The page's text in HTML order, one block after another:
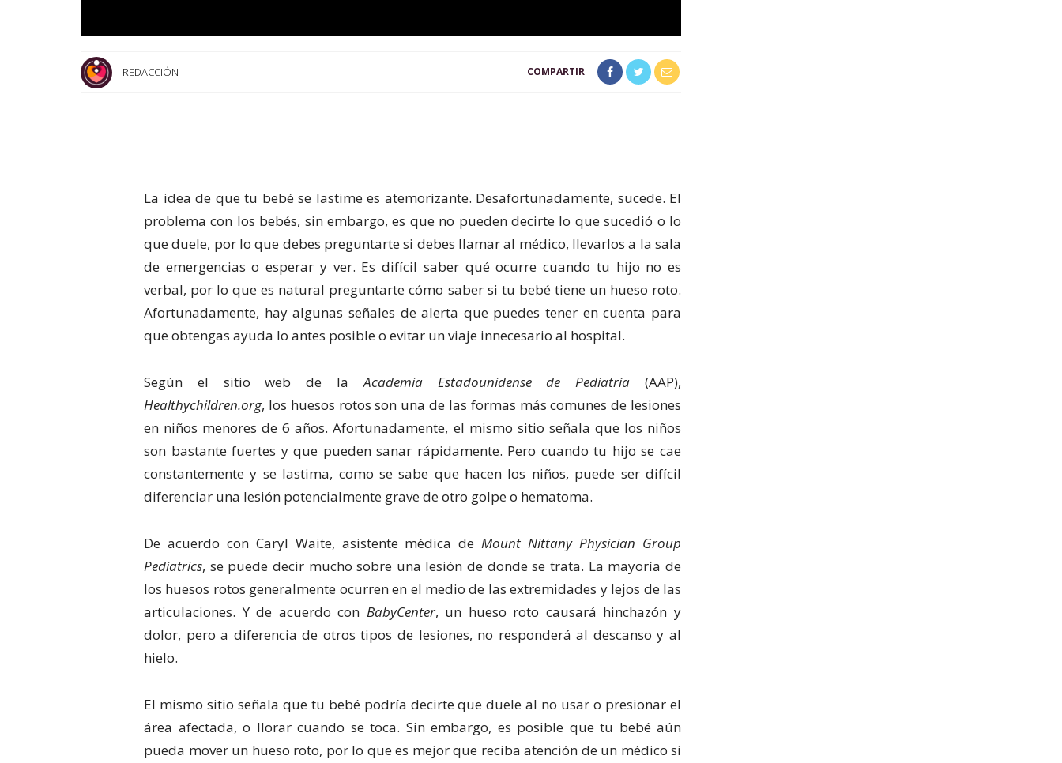
REDACCIÓN COMPARTIR
La idea de que tu bebé se lastime es atemorizante. Desafortunadamente, sucede. El
problema con los bebés, sin embargo, es que no pueden decirte lo que sucedió o lo
que duele, por lo que debes preguntarte si debes llamar al médico, llevarlos a la sala
de emergencias o esperar y ver. Es difícil saber qué ocurre cuando tu hijo no es
verbal, por lo que es natural preguntarte cómo saber si tu bebé tiene un hueso roto.
Afortunadamente, hay algunas señales de alerta que puedes tener en cuenta para
que obtengas ayuda lo antes posible o evitar un viaje innecesario al hospital.
Según el sitio web de laAcademia Estadounidense de Pediatría (AAP),
Healthychildren.org, los huesos rotos son una de las formas más comunes de lesiones
en niños menores de 6 años. Afortunadamente, el mismo sitio señala que los niños
son bastante fuertes y que pueden sanar rápidamente. Pero cuando tu hijo se cae
constantemente y se lastima, como se sabe que hacen los niños, puede ser difícil
diferenciar una lesión potencialmente grave de otro golpe o hematoma.
De acuerdo con Caryl Waite, asistente médica deMount Nittany Physician Group
Pediatrics, se puede decir mucho sobre una lesión de donde se trata. La mayoría de
los huesos rotos generalmente ocurren en el medio de las extremidades y lejos de las
articulaciones. Y de acuerdo con BabyCenter, un hueso roto causará hinchazón y
dolor, pero a diferencia de otros tipos de lesiones, no responderá al descanso y al
hielo.
El mismo sitio señala que tu bebé podría decirte que duele al no usar o presionar el
área afectada, o llorar cuando se toca. Sin embargo, es posible que tu bebé aún
pueda mover un hueso roto, por lo que es mejor que reciba atención de un médico si